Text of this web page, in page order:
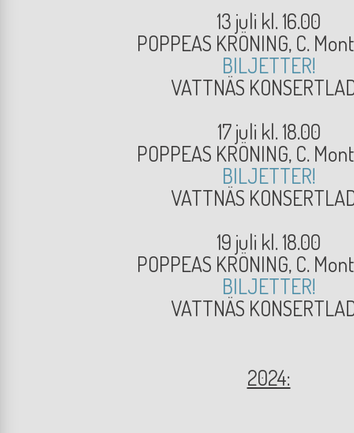
13 juli kl. 16.00
POPPEAS KRÖNING, C.
BILJETTER!
VATTNÄS
17 juli kl. 18.00
POPPEAS KRÖNING, C.
BILJETTER!
VATTNÄS
19 juli kl. 18.00
POPPEAS KRÖNING, C.
BILJETTER!
VATTNÄS
2024: